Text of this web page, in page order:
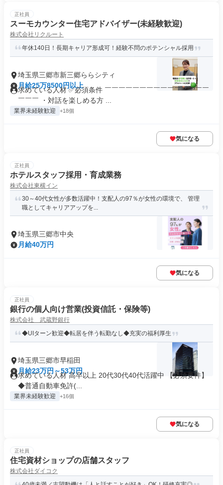
正社員
スーモカウンター住宅アドバイザー(未経験歓迎)
株式会社リクルート
年休140日！長期キャリア形成可！経験不問のポテンシャル採用
埼玉県三郷市新三郷ららシティ
月給25万8500円以上
求めている人材 ✅必須条件 ￣￣￣￣￣￣￣￣￣￣￣￣￣￣￣
￣￣￣ ・対話を楽しめる方 ...
業界未経験歓迎 +18個
気になる
正社員
ホテルスタッフ採用・育成業務
株式会社東横イン
30～40代女性が多数活躍中！支配人の97％が女性の環境で、 管理
職としてキャリアアップを...
埼玉県三郷市中央
月給40万円
気になる
正社員
銀行の個人向け営業(投資信託・保険等)
株式会社 武蔵野銀行
◆UIターン歓迎◆転居を伴う転勤なし◆充実の福利厚生
埼玉県三郷市早稲田
月給23万円～53万円
求めている人材 高卒以上 20代30代40代活躍中 【必須要件】
◆普通自動車免許(...
業界未経験歓迎 +16個
気になる
正社員
住宅資材ショップの店舗スタッフ
株式会社ダイコク